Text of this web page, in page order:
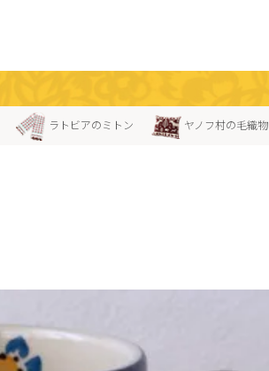
ラトビアのミトン ヤノフ村の毛織物